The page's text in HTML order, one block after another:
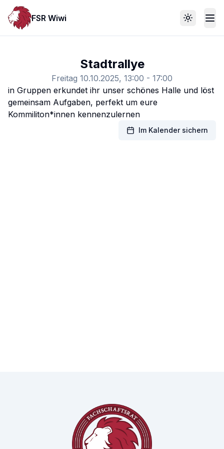
FSR Wiwi Toggle
Stadtrallye
Freitag 10.10.2025, 13:00 - 17:00
in Gruppen erkundet ihr unser schönes Halle und löst
gemeinsam Aufgaben, perfekt um eure
Kommiliton*innen kennenzulernen
Im Kalender sichern